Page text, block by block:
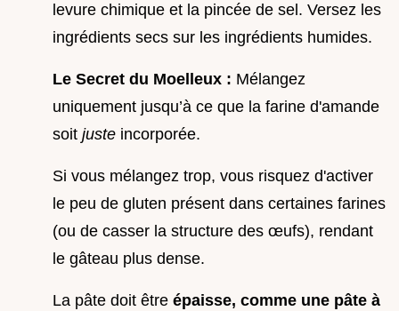
levure chimique et la pincée de sel. Versez les
ingrédients secs sur les ingrédients humides.
Le Secret du Moelleux : Mélangez
uniquement jusqu’à ce que la farine d'amande
soit juste incorporée.
Si vous mélangez trop, vous risquez d'activer
le peu de gluten présent dans certaines farines
(ou de casser la structure des œufs), rendant
le gâteau plus dense.
La pâte doit être épaisse, comme une pâte à